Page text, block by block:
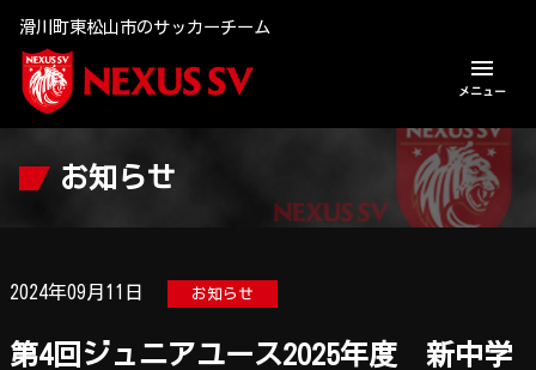
滑川町東松山市のサッカーチーム
menu
メニュー
U-12 ジュニア
U-15 ジュニアユース
Q & A
お知らせ
2024年09月11日 お知らせ
第4回ジュニアユース2025年度 新中学